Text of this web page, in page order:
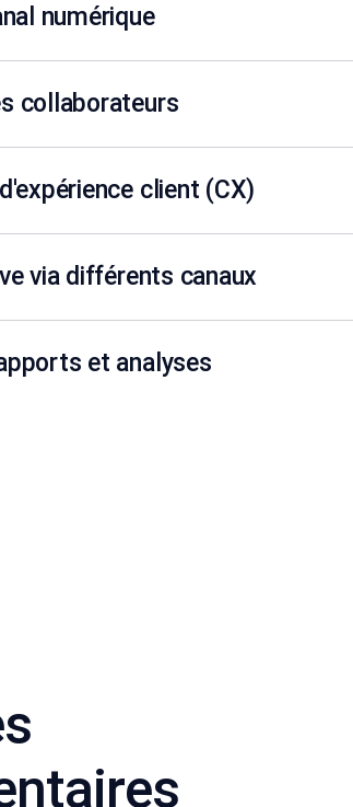
numérique
collaborateurs
client (CX)
via différents canaux
et analyses